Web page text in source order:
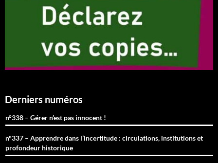
Derniers numéros
n°338 – Gérer n’est pas innocent !
n°337 – Apprendre dans l’incertitude : circulations, institutions et
profondeur historique